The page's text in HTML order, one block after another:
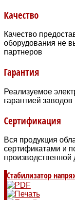
Качество
Качество
оборудования не
партнеров
Гарантия
Реализуемое
гарантией заводов
Сертификация
Вся продукция
сертификатами и
производственной
Стабилизатор